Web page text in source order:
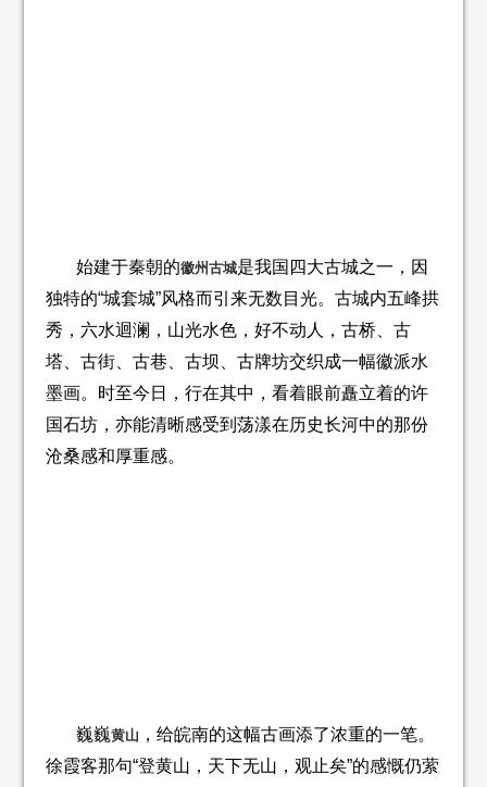
始建于秦朝的徽州古城是我国四大古城之一，因
独特的“城套城”风格而引来无数目光。古城内五峰拱
秀，六水迴澜，山光水色，好不动人，古桥、古
塔、古街、古巷、古坝、古牌坊交织成一幅徽派水
墨画。时至今日，行在其中，看着眼前矗立着的许
国石坊，亦能清晰感受到荡漾在历史长河中的那份
沧桑感和厚重感。
巍巍黄山 ，给皖南的这幅古画添了浓重的一笔。
徐霞客那句“登黄山，天下无山，观止矣”的感慨仍萦